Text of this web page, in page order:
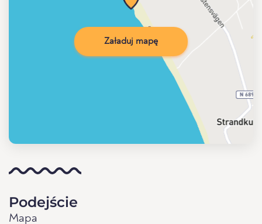
Załaduj mapę
Podejście
Mapa